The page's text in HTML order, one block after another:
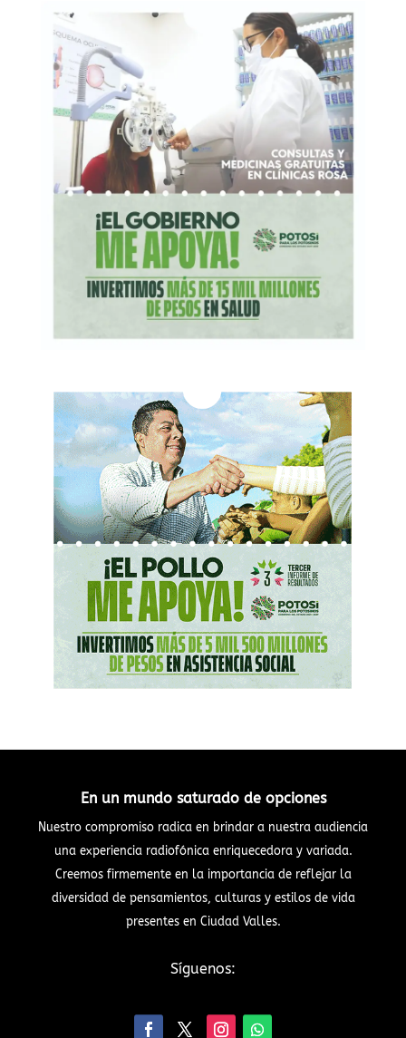
En un mundo saturado de opciones
Nuestro compromiso radica en brindar a nuestra audiencia
una experiencia radiofónica enriquecedora y variada.
Creemos firmemente en la importancia de reflejar la
diversidad de pensamientos, culturas y estilos de vida
presentes en Ciudad Valles.
Síguenos: